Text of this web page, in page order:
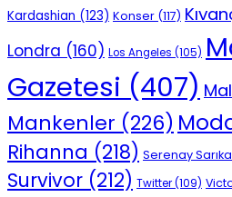
Kardashian (123) Konser (117)
Londra (160) Los Angeles (105)
Gazetesi (407)
Mankenler (226)
Rihanna (218) Serenay
Survivor (212) Twitter(109)